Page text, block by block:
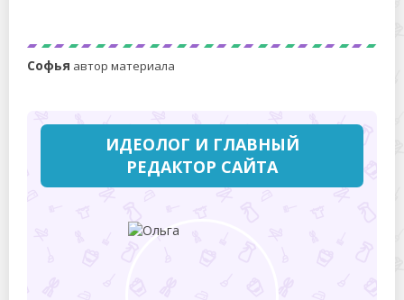
Софья автор материала
ИДЕОЛОГ И ГЛАВНЫЙ
РЕДАКТОР САЙТА